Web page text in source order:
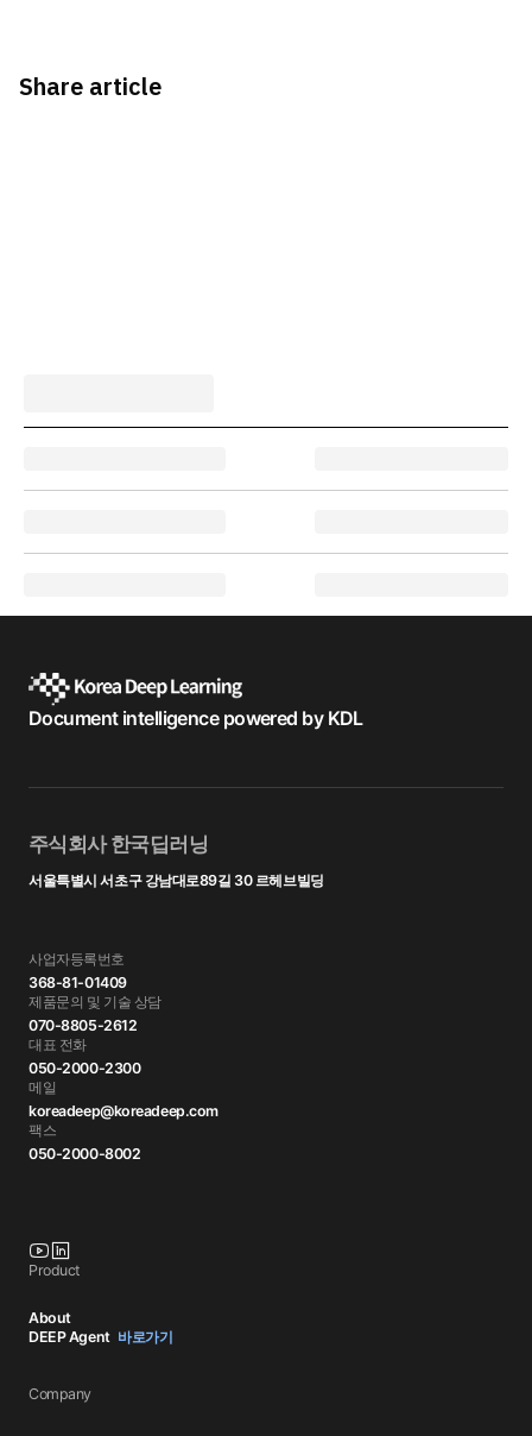
Share article
Document intelligence powered by KDL
주식회사 한국딥러닝
서울특별시 서초구 강남대로89길 30 르헤브빌딩
사업자등록번호
368-81-01409
제품문의 및 기술 상담
070-8805-2612
대표 전화
050-2000-2300
메일
koreadeep@koreadeep.com
팩스
050-2000-8002
Product
About
DEEP Agent 바로가기
Company